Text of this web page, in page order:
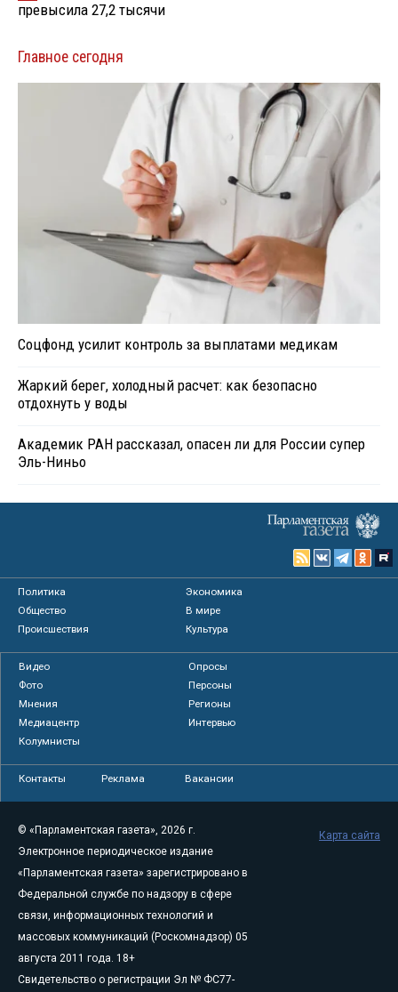
превысила 27,2 тысячи
Главное сегодня
Соцфонд усилит контроль за выплатами медикам
Жаркий берег, холодный расчет: как безопасно
отдохнуть у воды
Академик РАН рассказал, опасен ли для России супер
Эль-Ниньо
Политика
Экономика
Общество
В мире
Происшествия
Культура
Видео
Опросы
Фото
Персоны
Мнения
Регионы
Медиацентр
Интервью
Колумнисты
Контакты Реклама Вакансии
© «Парламентская газета», 2026 г.
Электронное периодическое издание
«Парламентская газета» зарегистрировано в
Федеральной службе по надзору в сфере
связи, информационных технологий и
массовых коммуникаций (Роскомнадзор) 05
августа 2011 года. 18+
Свидетельство о регистрации Эл № ФС77-
Карта сайта